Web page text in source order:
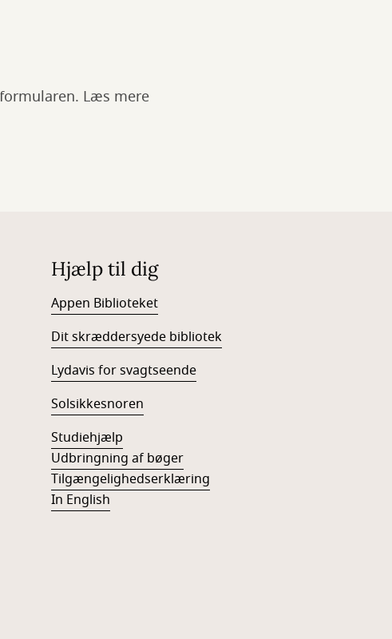
Læs mere
Hjælp til dig
Appen Biblioteket
Dit skræddersyede bibliotek
Lydavis for svagtseende
Solsikkesnoren
Studiehjælp
Udbringning af bøger
Tilgængelighedserklæring
In English